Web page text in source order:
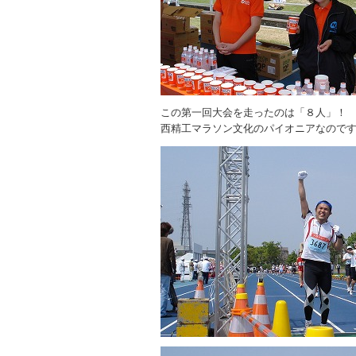
この第一回大会を走ったのは「８人」！
西精工マラソン文化のパイオニアなので